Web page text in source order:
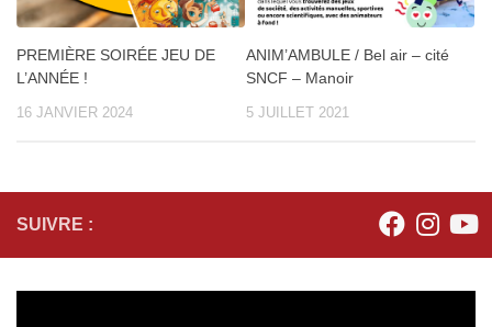
PREMIÈRE SOIRÉE JEU DE
L’ANNÉE !
16 JANVIER 2024
ANIM’AMBULE / Bel air – cité
SNCF – Manoir
5 JUILLET 2021
SUIVRE :